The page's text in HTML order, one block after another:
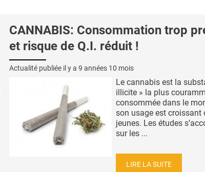
CANNABIS: Consommation trop
et risque de Q.I. réduit !
Actualité publiée il y a 9 années 10 mois
Le cannabis est la
illicite » la plus
consommée dans le
son usage est croissant
jeunes. Les études
sur les ...
LIRE LA SUITE